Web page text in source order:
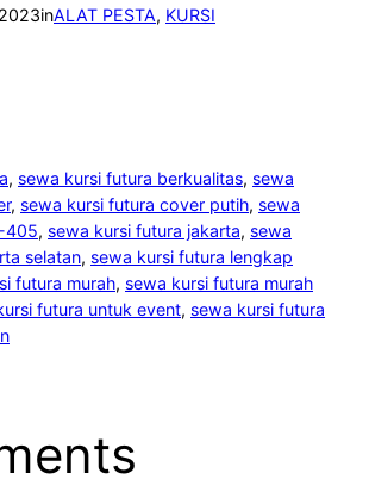
inALAT PESTA, KURSI
, sewa kursi futura berkualitas, sewa
, sewa kursi futura cover putih, sewa
405, sewa kursi futura jakarta, sewa
selatan, sewa kursi futura lengkap
futura murah, sewa kursi futura murah
futura untuk event, sewa kursi futura